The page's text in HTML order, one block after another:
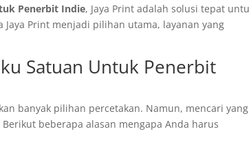
Penerbit Indie, Jaya Print adalah solusi tepat
Print menjadi pilihan utama, layanan yang
Satuan Untuk Penerbit
banyak pilihan percetakan. Namun, mencari yang
beberapa alasan mengapa Anda harus